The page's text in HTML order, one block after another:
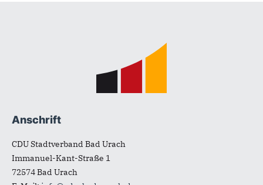
Anschrift
CDU Stadtverband Bad Urach
Immanuel-Kant-Straße 1
72574Bad Urach